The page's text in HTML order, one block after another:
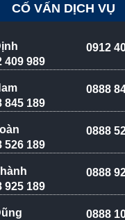
CỐ VẤN DỊCH VỤ
409 989
0912
845 189
0888
526 189
0888
925 189
0888
0888